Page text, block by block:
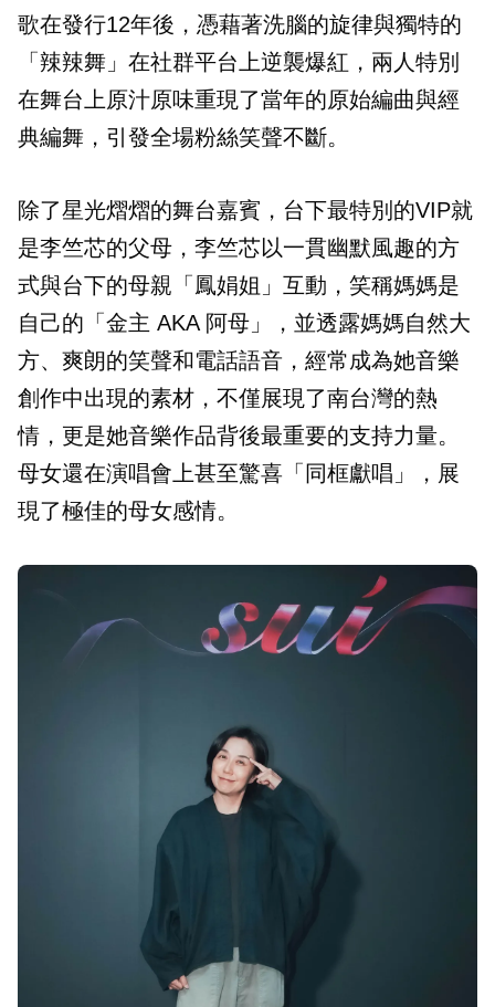
歌在發行12年後，憑藉著洗腦的旋律與獨特的
「辣辣舞」在社群平台上逆襲爆紅，兩人特別
在舞台上原汁原味重現了當年的原始編曲與經
典編舞，引發全場粉絲笑聲不斷。
除了星光熠熠的舞台嘉賓，台下最特別的VIP就
是李竺芯的父母，李竺芯以一貫幽默風趣的方
式與台下的母親「鳳娟姐」互動，笑稱媽媽是
自己的「金主 AKA 阿母」，並透露媽媽自然大
方、爽朗的笑聲和電話語音，經常成為她音樂
創作中出現的素材，不僅展現了南台灣的熱
情，更是她音樂作品背後最重要的支持力量。
母女還在演唱會上甚至驚喜「同框獻唱」，展
現了極佳的母女感情。